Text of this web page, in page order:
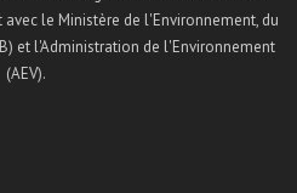
le Ministère de l'Environnement, du
et l'Administration de l'Environnement
(AEV).